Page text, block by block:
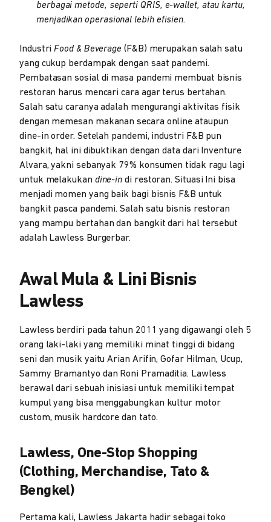
berbagai metode, seperti QRIS, e-wallet, atau kartu,
menjadikan operasional lebih efisien.
IndustriFood & Beverage (F&B) merupakan salah satu
yang cukup berdampak dengan saat pandemi.
Pembatasan sosial di masa pandemi membuat bisnis
restoran harus mencari cara agar terus bertahan.
Salah satu caranya adalah mengurangi aktivitas fisik
dengan memesan makanan secara online ataupun
dine-in order. Setelah pandemi, industri F&B pun
bangkit, hal ini dibuktikan dengan data dari Inventure
Alvara, yakni sebanyak 79% konsumen tidak ragu lagi
untuk melakukan dine-in di restoran. Situasi Ini bisa
menjadi momen yang baik bagi bisnis F&B untuk
bangkit pasca pandemi. Salah satu bisnis restoran
yang mampu bertahan dan bangkit dari hal tersebut
adalah Lawless Burgerbar.
Awal Mula & Lini Bisnis
Lawless
Lawless berdiri pada tahun 2011 yang digawangi oleh 5
orang laki-laki yang memiliki minat tinggi di bidang
seni dan musik yaitu Arian Arifin, Gofar Hilman, Ucup,
Sammy Bramantyo dan Roni Pramaditia. Lawless
berawal dari sebuah inisiasi untuk memiliki tempat
kumpul yang bisa menggabungkan kultur motor
custom, musik hardcore dan tato.
Lawless, One-Stop Shopping
(Clothing, Merchandise, Tato &
Bengkel)
Pertama kali, Lawless Jakarta hadir sebagai toko